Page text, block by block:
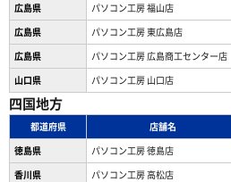
広島県
パソコン工房 福山店
広島県
パソコン工房 東広島店
広島県
パソコン工房 広島商工センター店
山口県
パソコン工房 山口店
四国地方
都道府県 店舗名
徳島県
パソコン工房 徳島店
香川県
パソコン工房 高松店